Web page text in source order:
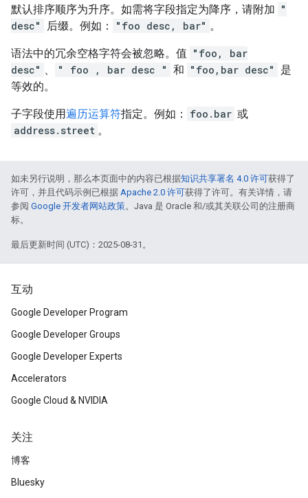
默认排序顺序为升序。如需将字段指定为降序，请附加 "
desc"
后缀。例如： "foo desc, bar" 。
语法中的冗余空格字符会被忽略。值 "foo, bar
desc" 、 " foo , bar desc " 和 "foo,bar desc"
是
等效的。
子字段使用遍历运算符指定。例如： foo.bar 或
address.street 。
如未另行说明，那么本页面中的内容已根据知识共享署名 4.0 许可获得了
许可，并且代码示例已根据 Apache 2.0 许可获得了许可。有关详情，请
参阅 Google 开发者网站政策。Java 是 Oracle 和/或其关联公司的注册商
标。
最后更新时间 (UTC)：2025-08-31。
互动
Google Developer Program
Google Developer Groups
Google Developer Experts
Accelerators
Google Cloud & NVIDIA
关注
博客
Bluesky